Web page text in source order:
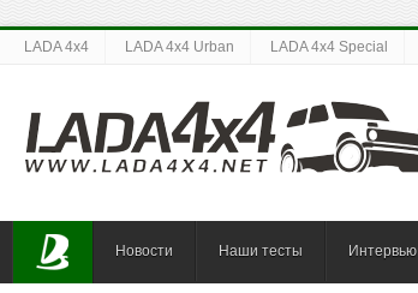
LADA 4x4 LADA 4x4 Urban LADA 4x4 Special
Новости Наши тесты Интервью